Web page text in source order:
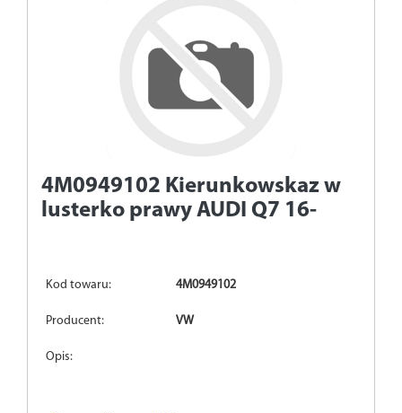
4M0949102 Kierunkowskaz w
lusterko prawy AUDI Q7 16-
Kod towaru: 4M0949102
Producent: VW
Opis: